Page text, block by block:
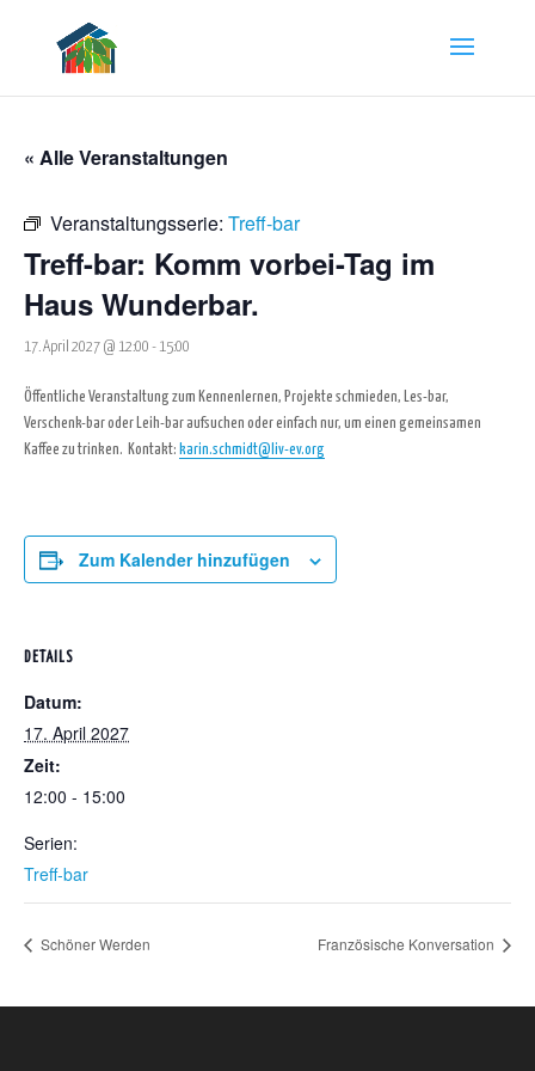
« Alle Veranstaltungen
Veranstaltungsserie: Treff-bar
Treff-bar: Komm vorbei-Tag im
Haus Wunderbar.
17. April 2027 @ 12:00 - 15:00
Öffentliche Veranstaltung zum Kennenlernen, Projekte schmieden, Les-bar,
Verschenk-bar oder Leih-bar aufsuchen oder einfach nur, um einen gemeinsamen
Kaffee zu trinken. Kontakt: karin.schmidt@liv-ev.org
Zum Kalender hinzufügen
DETAILS
Datum:
17. April 2027
Zeit:
12:00 - 15:00
Serien:
Treff-bar
Schöner Werden Französische Konversation